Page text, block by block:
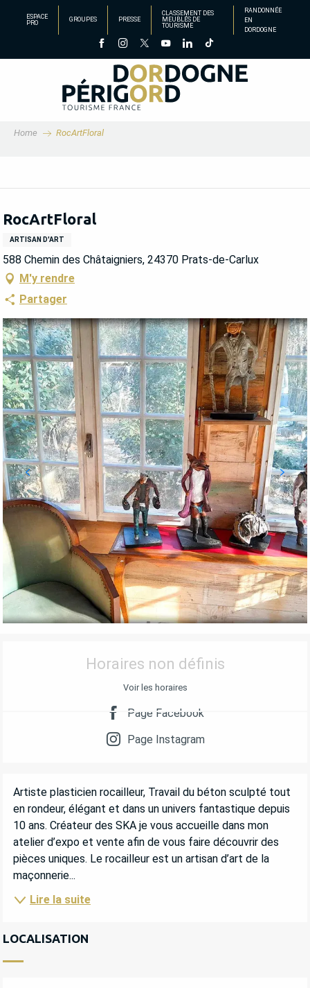
principal
ESPACE
PRO
GROUPES PRESSE
CLASSEMENT DES
MEUBLÉS DE
TOURISME
RANDONNÉE
EN
DORDOGNE
Home RocArtFloral
RocArtFloral
ARTISAN D'ART
588 Chemin des Châtaigniers, 24370 Prats-de-Carlux
M'y rendre
Partager
OUVERTURE ET COORDONNÉES
Horaires non définis
Voir les horaires
Page Facebook
Page Instagram
DESCRIPTION
Artiste plasticien rocailleur, Travail du béton sculpté tout
en rondeur, élégant et dans un univers fantastique depuis
10 ans. Créateur des SKA je vous accueille dans mon
atelier d’expo et vente afin de vous faire découvrir des
pièces uniques. Le rocailleur est un artisan d’art de la
maçonnerie...
Lire la suite
LOCALISATION